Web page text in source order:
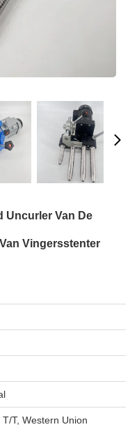
Uncurler Van De
Vingersstenter
T/T, Western Union